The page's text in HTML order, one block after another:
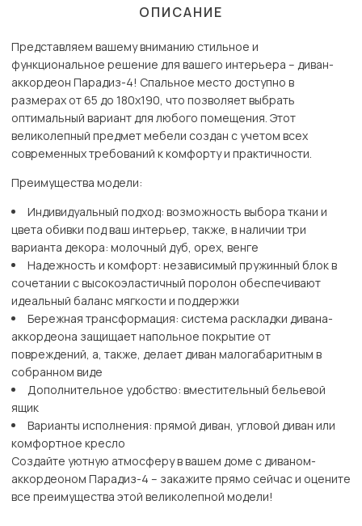
ОПИСАНИЕ
Представляем вашему вниманию стильное и
функциональное решение для вашего интерьера – диван-
аккордеон Парадиз-4! Спальное место доступно в
размерах от 65 до 180х190, что позволяет выбрать
оптимальный вариант для любого помещения. Этот
великолепный предмет мебели создан с учетом всех
современных требований к комфорту и практичности.
Преимущества модели:
Индивидуальный подход: возможность выбора ткани и
цвета обивки под ваш интерьер, также, в наличии три
варианта декора: молочный дуб, орех, венге
Надежность и комфорт: независимый пружинный блок в
сочетании с высокоэластичный поролон обеспечивают
идеальный баланс мягкости и поддержки
Бережная трансформация: система раскладки дивана-
аккордеона защищает напольное покрытие от
повреждений, а, также, делает диван малогабаритным в
собранном виде
Дополнительное удобство: вместительный бельевой
ящик
Варианты исполнения: прямой диван, угловой диван или
комфортное кресло
Создайте уютную атмосферу в вашем доме с диваном-
аккордеоном Парадиз-4 – закажите прямо сейчас и оцените
все преимущества этой великолепной модели!